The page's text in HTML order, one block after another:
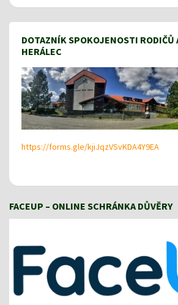
DOTAZNÍK SPOKOJENOSTI RODIČŮ
HERÁLEC
https://forms.gle/kjiJqzVSvKDA4Y9EA
FACEUP – ONLINE SCHRÁNKA DŮVĚRY